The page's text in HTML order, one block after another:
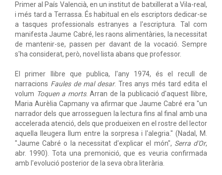
Primer al País Valencià, en un institut de batxillerat a Vila-real,
i més tard a Terrassa. És habitual en els escriptors dedicar-se
a tasques professionals estranyes a l'escriptura. Tal com
manifesta Jaume Cabré, les raons alimentàries, la necessitat
de mantenir-se, passen per davant de la vocació. Sempre
s'ha considerat, però, novel·lista abans que professor.
El primer llibre que publica, l'any 1974, és el recull de
narracions Faules de mal desar. Tres anys més tard edita el
volum Toquen a morts. Arran de la publicació d'aquest llibre,
Maria Aurèlia Capmany va afirmar que Jaume Cabré era "un
narrador dels que arrosseguen la lectura fins al final amb una
accelerada atenció, dels que produeixen en el rostre del lector
aquella lleugera llum entre la sorpresa i l'alegria." (Nadal, M.
"Jaume Cabré o la necessitat d'explicar el món", Serra d'Or,
abr. 1990). Tota una premonició, que es veuria confirmada
amb l'evolució posterior de la seva obra literària.